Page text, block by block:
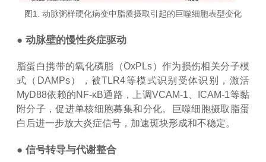
图1. 动脉粥样硬化病变中脂质摄取引起的巨噬细胞表型变化
● 动脉壁的慢性炎症驱动
脂蛋白携带的氧化磷脂（OxPLs）作为损伤相关分子模
式（DAMPs），被TLR4等模式识别受体识别，激活
MyD88依赖的NF-κB通路，上调VCAM-1、ICAM-1等黏
附分子，促进单核细胞募集和分化。巨噬细胞摄取脂蛋
白后进一步放大炎症信号，加速斑块形成和不稳定。
● 信号转导与代谢整合